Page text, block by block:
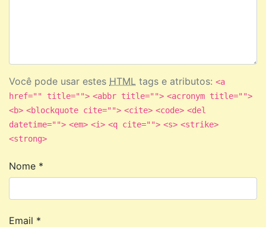
Você pode usar estes HTML tags e atributos: <a
href="" title=""> <abbr title=""> <acronym title="">
<b> <blockquote cite=""> <cite> <code> <del
datetime=""> <em> <i> <q cite=""> <s> <strike>
<strong>
Nome *
Email *